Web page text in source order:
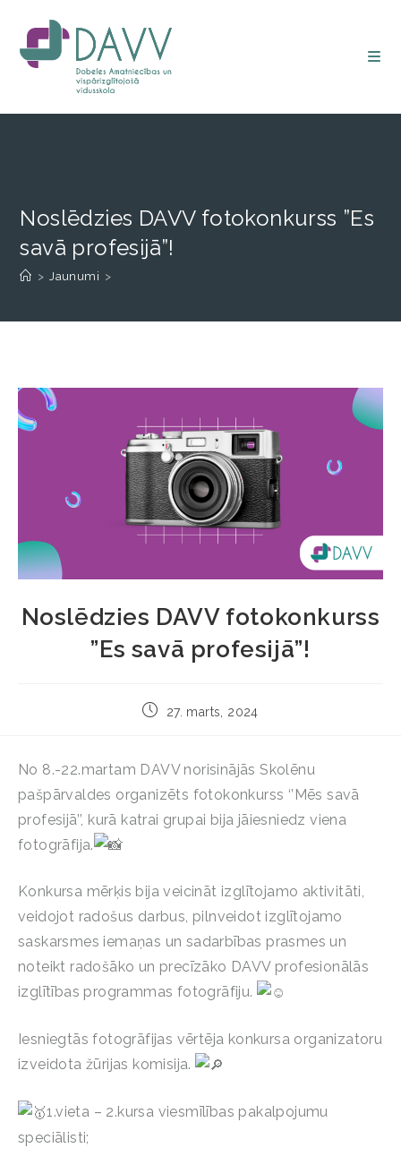
Noslēdzies DAVV fotokonkurss ”Es
savā profesijā”!
> Jaunumi >
Noslēdzies DAVV fotokonkurss
”Es savā profesijā”!
27. marts, 2024
No 8.-22.martam DAVV norisinājās Skolēnu
pašpārvaldes organizēts fotokonkurss ‘’Mēs savā
profesijā’’, kurā katrai grupai bija jāiesniedz viena
fotogrāfija.
Konkursa mērķis bija veicināt izglītojamo aktivitāti,
veidojot radošus darbus, pilnveidot izglītojamo
saskarsmes iemaņas un sadarbības prasmes un
noteikt radošāko un precīzāko DAVV profesionālās
izglītības programmas fotogrāfiju.
Iesniegtās fotogrāfijas vērtēja konkursa organizatoru
izveidota žūrijas komisija.
1.vieta – 2.kursa viesmīlības pakalpojumu
speciālisti;